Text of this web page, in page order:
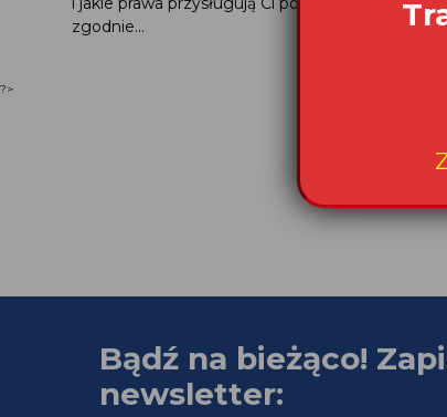
zgodnie...
?>
Bądź na bieżąco!
newsletter: